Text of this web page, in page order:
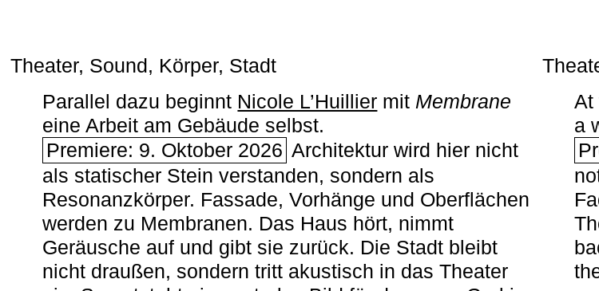
Theater, Sound, Körper, Stadt
Parallel dazu beginnt Nicole L’Huillier mit ­ Membrane
eine Arbeit am Gebäude selbst.
Premiere: 9. Oktober 2026 Architektur wird hier nicht
als statischer Stein verstanden, sondern als
Resonanzkörper. Fassade, Vorhänge und Oberflächen
werden zu Membranen. Das Haus hört, nimmt
Geräusche auf und gibt sie zurück. Die Stadt bleibt
nicht draußen, sondern tritt akustisch in das Theater
At
a